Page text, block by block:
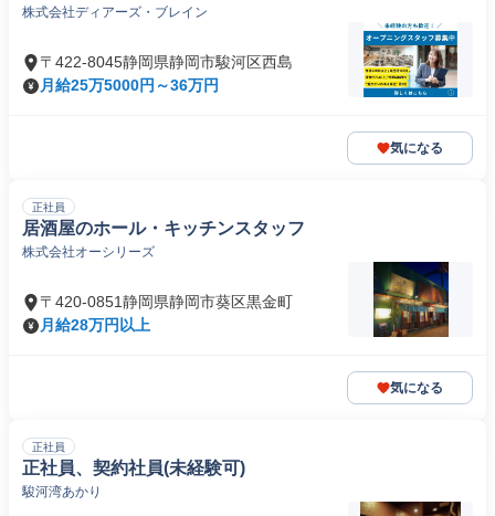
株式会社ディアーズ・ブレイン
〒422-8045静岡県静岡市駿河区西島
月給25万5000円～36万円
気になる
正社員
居酒屋のホール・キッチンスタッフ
株式会社オーシリーズ
〒420-0851静岡県静岡市葵区黒金町
月給28万円以上
気になる
正社員
正社員、契約社員(未経験可)
駿河湾あかり